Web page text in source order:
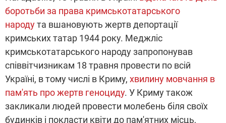
боротьби за права кримськотатарського
народута вшановують жертв депортації
кримських татар 1944 року. Меджліс
кримськотатарського народу запропонував
співвітчизникам 18 травня провести по всій
Україні, в тому числі в Криму, хвилину мовчання в
пам'ять про жертв геноциду. У Криму також
закликали людей провести молебень біля своїх
будинків і покласти квіти до пам'ятних місць,